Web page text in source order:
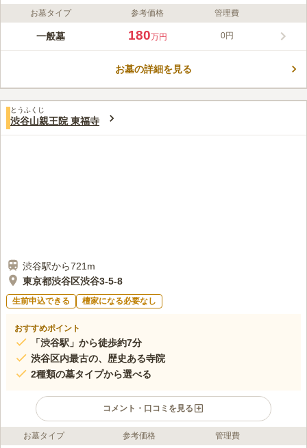
ライフドット編集部のコメント
東京メトロ「北参道駅」から徒歩８分ほどでいくことができ、都
トの専用墓があるだけでなく、一緒のお墓に入ることもできるお
口コミ評価
この霊園はまだ誰からも評価されていません。
お墓タイプ 参考価格 管理費
一般墓 180万円 0円
お墓の詳細を見る
とうふくじ
渋谷山親王院 東福寺
渋谷駅から721m
東京都渋谷区渋谷3-5-8
生前申込できる 檀家になる必要なし
おすすめポイント
「渋谷駅」から徒歩約7分
渋谷区内最古の、歴史ある寺院
2種類の墓タイプから選べる
コメント・口コミを見る
ライフドット編集部のコメント
お墓タイプ 参考価格 管理費